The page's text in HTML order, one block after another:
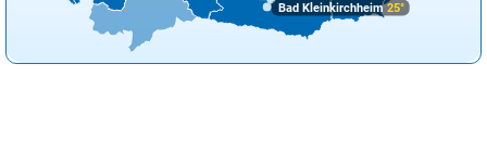
Bad Kleinkirchheim25°